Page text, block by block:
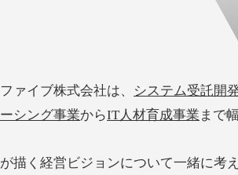
ァイブ株式会社は、 システム受託開発
シング事業からIT人材育成事業 まで
描く経営ビジョンについて一緒に考